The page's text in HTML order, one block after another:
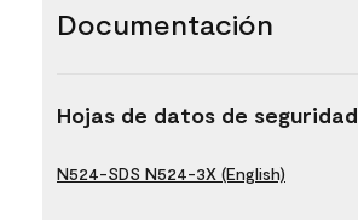
Documentación
Hojas de datos de seguridad
N524-SDS N524-3X (English)